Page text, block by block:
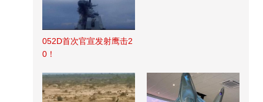
052D首次官宣发射鹰击2
0！